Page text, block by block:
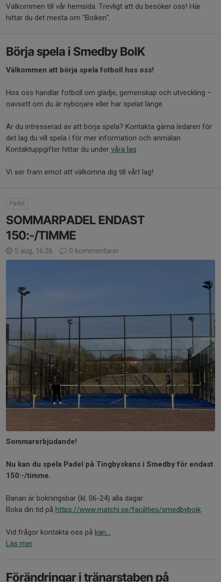
Välkommen till vår hemsida. Trevligt att du besöker oss! Här
hittar du det mesta om "Boiken".
Börja spela i Smedby BoIK
Välkommen att börja spela fotboll hos oss!
Hos oss handlar fotboll om glädje, gemenskap och utveckling –
oavsett om du är nybörjare eller har spelat länge.
Är du intresserad av att börja spela? Kontakta gärna ledaren för
det lag du vill spela i för mer information och anmälan.
Kontaktuppgifter hittar du under våra lag
Vi ser fram emot att välkomna dig till vårt lag!
Padel
SOMMARPADEL ENDAST
150:-/TIMME
5 aug, 16:26 0 kommentarer
Sommarerbjudande!
Nu kan du spela Padel på Tingbyskans i Smedby för endast
150:-/timme.
Banan är bokningsbar (kl. 06-24) alla dagar.
Boka din tid på https://www.matchi.se/facilities/smedbyboik.
Vid frågor kontakta oss på kan...
Läs mer
Förändringar i tränarstaben på